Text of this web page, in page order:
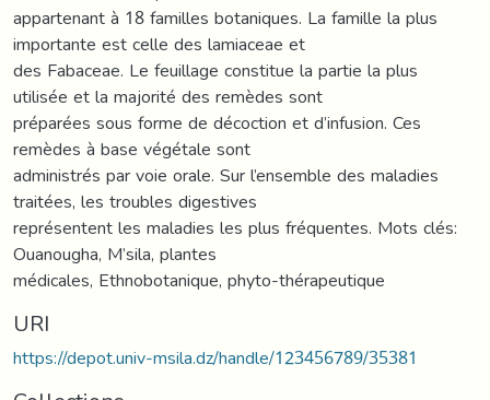
appartenant à 18 familles botaniques. La famille la plus
importante est celle des lamiaceae et
des Fabaceae. Le feuillage constitue la partie la plus
utilisée et la majorité des remèdes sont
préparées sous forme de décoction et d’infusion. Ces
remèdes à base végétale sont
administrés par voie orale. Sur l’ensemble des maladies
traitées, les troubles digestives
représentent les maladies les plus fréquentes. Mots clés:
Ouanougha, M’sila, plantes
médicales, Ethnobotanique, phyto-thérapeutique
URI
https://depot.univ-msila.dz/handle/123456789/35381